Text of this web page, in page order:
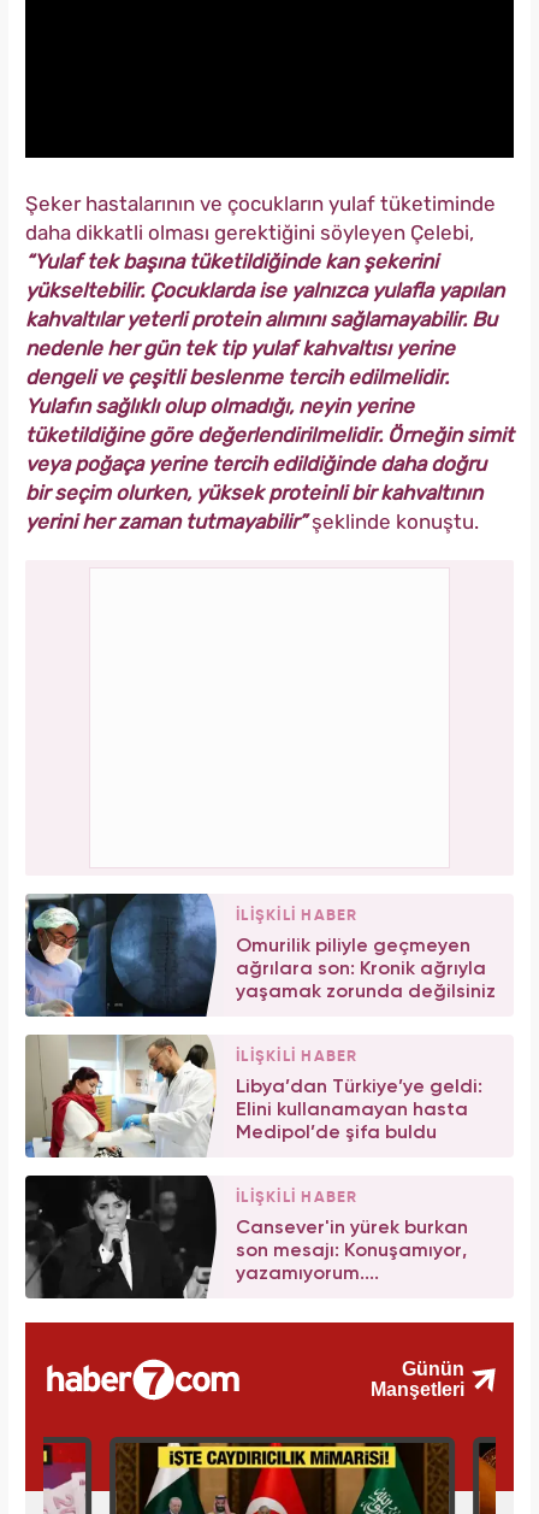
Şeker hastalarının ve çocukların yulaf tüketiminde
daha dikkatli olması gerektiğini söyleyen Çelebi,
“Yulaf tek başına tüketildiğinde kan şekerini
yükseltebilir. Çocuklarda ise yalnızca yulafla yapılan
kahvaltılar yeterli protein alımını sağlamayabilir. Bu
nedenle her gün tek tip yulaf kahvaltısı yerine
dengeli ve çeşitli beslenme tercih edilmelidir.
Yulafın sağlıklı olup olmadığı, neyin yerine
tüketildiğine göre değerlendirilmelidir. Örneğin simit
veya poğaça yerine tercih edildiğinde daha doğru
bir seçim olurken, yüksek proteinli bir kahvaltının
yerini her zaman tutmayabilir”şeklinde konuştu.
İLİŞKİLİ HABER
Omurilik piliyle geçmeyen
ağrılara son: Kronik ağrıyla
yaşamak zorunda değilsiniz
İLİŞKİLİ HABER
Libya’dan Türkiye’ye geldi:
Elini kullanamayan hasta
Medipol’de şifa buldu
İLİŞKİLİ HABER
Cansever'in yürek burkan
son mesajı: Konuşamıyor,
yazamıyorum....